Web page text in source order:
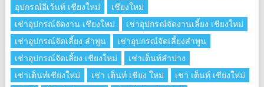
อุปกรณ์อีเว้นท์ เชียงใหม่
เชียงใหม่
เช่าอุปกรณ์จัดงาน เชียงใหม่
เช่าอุปกรณ์จัดงานเลี้ยง เชียงใหม่
เช่าอุปกรณ์จัดเลี้ยง ลําพูน
เช่าอุปกรณ์จัดเลี้ยงลําพูน
เช่าอุปกรณ์จัดเลี้ยง เชียงใหม่
เช่าเต็นท์ลำปาง
เช่าเต็นท์เชียงใหม่
เช่า เต็นท์ เชียง ใหม่
เช่า เต็นท์ เชียงใหม่